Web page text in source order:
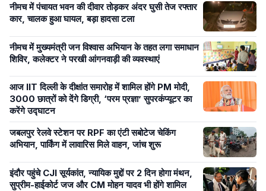
नीमच में पंचायत भवन की दीवार तोड़कर अंदर घुसी तेज रफ्तार
कार, चालक हुआ घायल, बड़ा हादसा टला
नीमच में मुख्यमंत्री जन विश्वास अभियान के तहत लगा समाधान
शिविर, कलेक्टर ने परखी आंगनवाड़ी की व्यवस्थाएं
आज IIT दिल्ली के दीक्षांत समारोह में शामिल होंगे PM मोदी,
3000 छात्रों को देंगे डिग्री, ‘परम प्रज्ञा’ सुपरकंप्यूटर का
करेंगे उद्घाटन
जबलपुर रेलवे स्टेशन पर RPF का एंटी सबोटेज चेकिंग
अभियान, पार्किंग में लावारिस मिले वाहन, जांच शुरू
इंदौर पहुंचे CJI सूर्यकांत, न्यायिक मुद्दों पर 2 दिन होगा मंथन,
सुप्रीम-हाईकोर्ट जज और CM मोहन यादव भी होंगे शामिल